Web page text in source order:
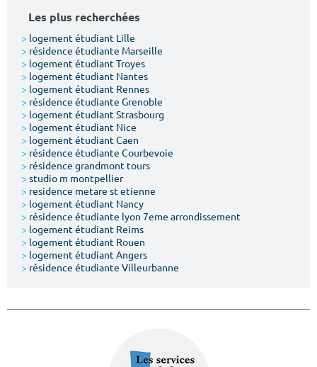
Type de location
Votre date d'entrée
Chercher
Les plus recherchées
> logement étudiant Lille
> résidence étudiante Marseille
> logement étudiant Troyes
> logement étudiant Nantes
> logement étudiant Rennes
> résidence étudiante Grenoble
> logement étudiant Strasbourg
> logement étudiant Nice
> logement étudiant Caen
> résidence étudiante Courbevoie
> résidence grandmont tours
> studio m montpellier
> residence metare st etienne
> logement étudiant Nancy
> résidence étudiante lyon 7eme arrondissement
> logement étudiant Reims
> logement étudiant Rouen
> logement étudiant Angers
> résidence étudiante Villeurbanne